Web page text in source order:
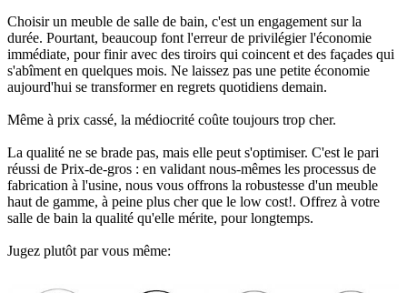
Choisir un meuble de salle de bain, c'est un engagement sur la
durée. Pourtant, beaucoup font l'erreur de privilégier l'économie
immédiate, pour finir avec des tiroirs qui coincent et des façades qui
s'abîment en quelques mois. Ne laissez pas une petite économie
aujourd'hui se transformer en regrets quotidiens demain.
Même à prix cassé, la médiocrité coûte toujours trop cher.
La qualité ne se brade pas, mais elle peut s'optimiser. C'est le pari
réussi de Prix-de-gros : en validant nous-mêmes les processus de
fabrication à l'usine, nous vous offrons la robustesse d'un meuble
haut de gamme, à peine plus cher que le low cost!. Offrez à votre
salle de bain la qualité qu'elle mérite, pour longtemps.
Jugez plutôt par vous même: